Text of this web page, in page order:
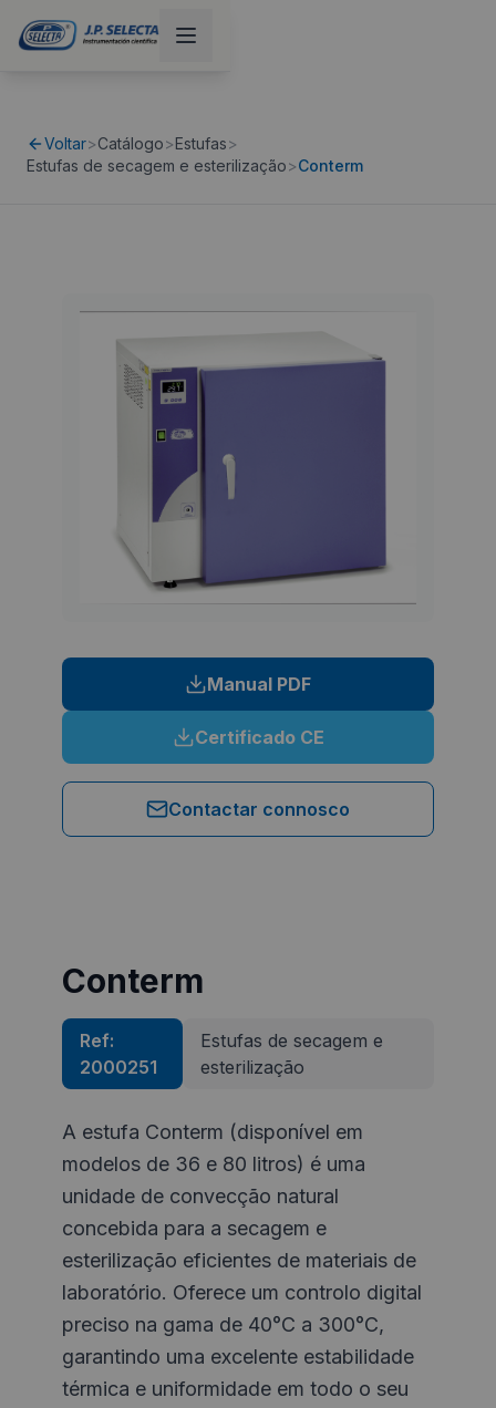
Voltar>Catálogo>Estufas>
Estufas de secagem e esterilização>Conterm
Manual PDF
Certificado CE
Contactar connosco
Conterm
Ref:
2000251
Estufas de secagem e
esterilização
A estufa Conterm (disponível em
modelos de 36 e 80 litros) é uma
unidade de convecção natural
concebida para a secagem e
esterilização eficientes de materiais de
laboratório. Oferece um controlo digital
preciso na gama de 40°C a 300°C,
garantindo uma excelente estabilidade
térmica e uniformidade em todo o seu